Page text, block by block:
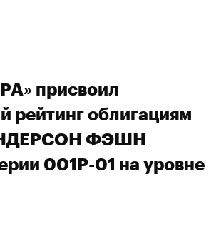
присвоил
рейтинг облигациям
ФЭШН
001P-01 на уровне